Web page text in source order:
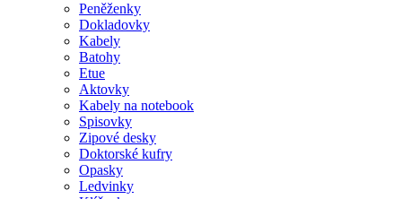
Peněženky
Dokladovky
Kabely
Batohy
Etue
Aktovky
Kabely na notebook
Spisovky
Zipové desky
Doktorské kufry
Opasky
Ledvinky